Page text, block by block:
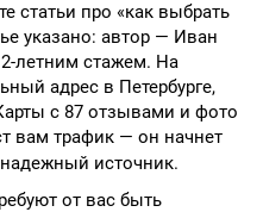
статьи про «как выбрать
указано: автор — Иван
летним стажем. На
адрес в Петербурге,
с 87 отзывами и фото
вам трафик — он начнет
источник.
от вас быть